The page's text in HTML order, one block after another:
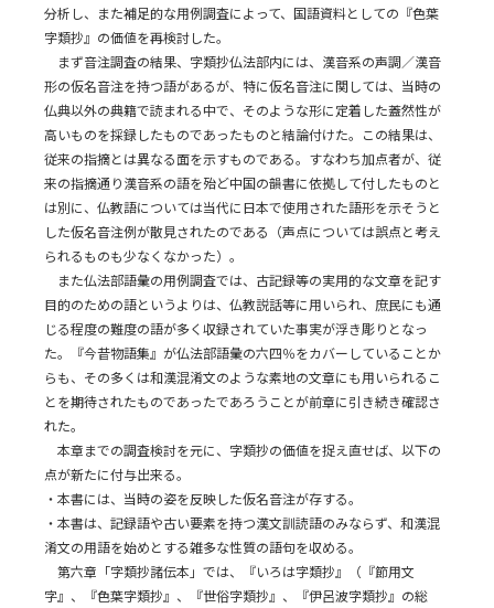
分析し、また補足的な用例調査によって、国語資料としての『色葉
字類抄』の価値を再検討した。
まず音注調査の結果、字類抄仏法部内には、漢音系の声調／漢音
形の仮名音注を持つ語があるが、特に仮名音注に関しては、当時の
仏典以外の典籍で読まれる中で、そのような形に定着した蓋然性が
高いものを採録したものであったものと結論付けた。この結果は、
従来の指摘とは異なる面を示すものである。すなわち加点者が、従
来の指摘通り漢音系の語を殆ど中国の韻書に依拠して付したものと
は別に、仏教語については当代に日本で使用された語形を示そうと
した仮名音注例が散見されたのである（声点については誤点と考え
られるものも少なくなかった）。
また仏法部語彙の用例調査では、古記録等の実用的な文章を記す
目的のための語というよりは、仏教説話等に用いられ、庶民にも通
じる程度の難度の語が多く収録されていた事実が浮き彫りとなっ
た。『今昔物語集』が仏法部語彙の六四％をカバーしていることか
らも、その多くは和漢混淆文のような素地の文章にも用いられるこ
とを期待されたものであったであろうことが前章に引き続き確認さ
れた。
本章までの調査検討を元に、字類抄の価値を捉え直せば、以下の
点が新たに付与出来る。
・本書には、当時の姿を反映した仮名音注が存する。
・本書は、記録語や古い要素を持つ漢文訓読語のみならず、和漢混
淆文の用語を始めとする雑多な性質の語句を収める。
第六章「字類抄諸伝本」では、『いろは字類抄』（『節用文
字』、『色葉字類抄』、『世俗字類抄』、『伊呂波字類抄』の総